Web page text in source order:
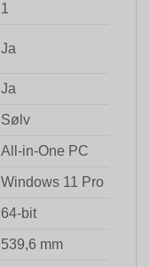
1
Ja
Ja
Sølv
All-in-One PC
Windows 11 Pro
64-bit
539,6 mm